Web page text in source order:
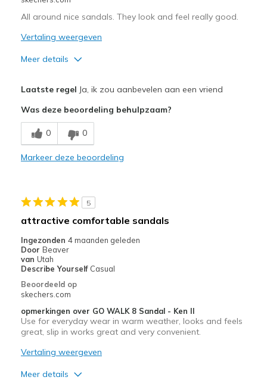
All around nice sandals. They look and feel really good.
Vertaling weergeven
Meer details
Comfortable
Beste toepassingen
Casual Wear
Sizing
Feels true to size
View On Shoes
I'm Into Shoes
Laatste regel Ja, ik zou aanbevelen aan een vriend
Was deze beoordeling behulpzaam?
0 0
Markeer deze beoordeling
5
attractive comfortable sandals
Ingezonden 4 maanden geleden
Door Beaver
van Utah
Describe Yourself Casual
Beoordeeld op
skechers.com
opmerkingen over GO WALK 8 Sandal - Ken II
Use for everyday wear in warm weather, looks and feels
great, slip in works great and very convenient.
Vertaling weergeven
Meer details